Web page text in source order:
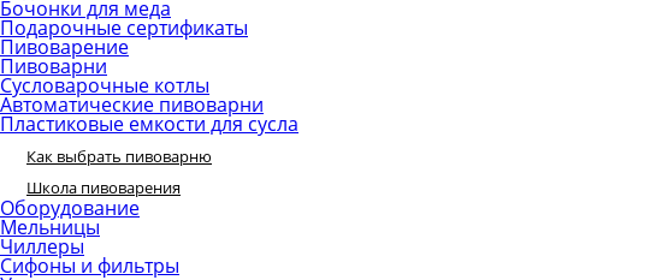
Бочонки для меда
Подарочные сертификаты
Пивоварение
Пивоварни
Сусловарочные котлы
Автоматические пивоварни
Пластиковые емкости для сусла
Как выбрать пивоварню
Школа пивоварения
Оборудование
Мельницы
Чиллеры
Сифоны и фильтры